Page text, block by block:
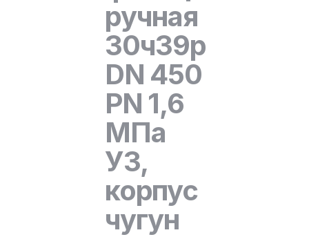
ручная
30ч39р
DN 450
PN 1,6
МПа
У3,
корпус
чугун